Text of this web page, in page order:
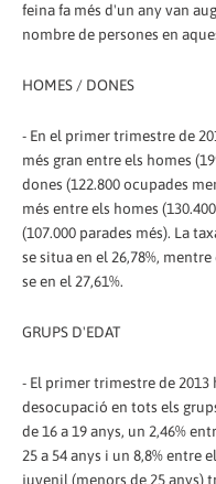
feina fa més d'un any van
nombre de persones en
HOMES / DONES
- En el primer trimestre de
més gran entre els homes
dones (122.800 ocupades
més entre els homes
(107.000 parades més). La
se situa en el 26,78%,
se en el 27,61%.
GRUPS D'EDAT
- El primer trimestre de
desocupació en tots els
de 16 a 19 anys, un 2,46%
25 a 54 anys i un 8,8% entre
juvenil (menors de 25 anys)